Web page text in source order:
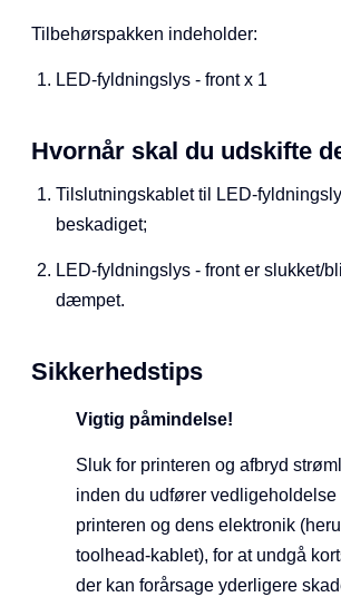
Tilbehørspakken indeholder:
LED-fyldningslys - front x 1
Hvornår skal du udskifte
Tilslutningskablet til LED-
beskadiget;
LED-fyldningslys - front er slukket/
dæmpet.
Sikkerhedstips
Vigtig påmindelse!
Sluk for printeren og afbryd
inden du udfører vedligeholdelse
printeren og dens elektronik
toolhead-kablet), for at undgå
der kan forårsage yderligere